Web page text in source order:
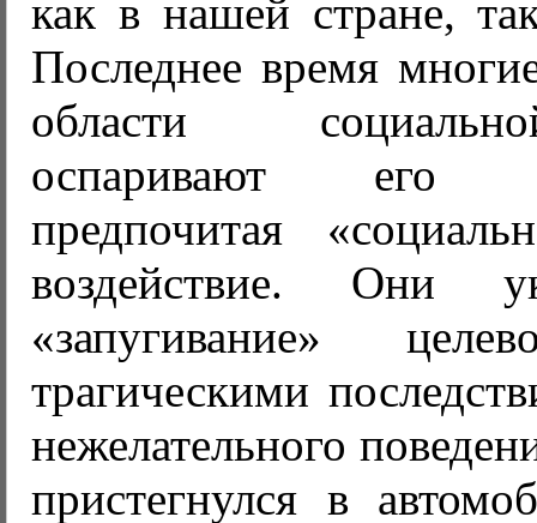
как в нашей стране,
Последнее время
области
оспаривают его
предпочитая
воздействие. Они
«запугивание»
трагическими
нежелательного
пристегнулся в